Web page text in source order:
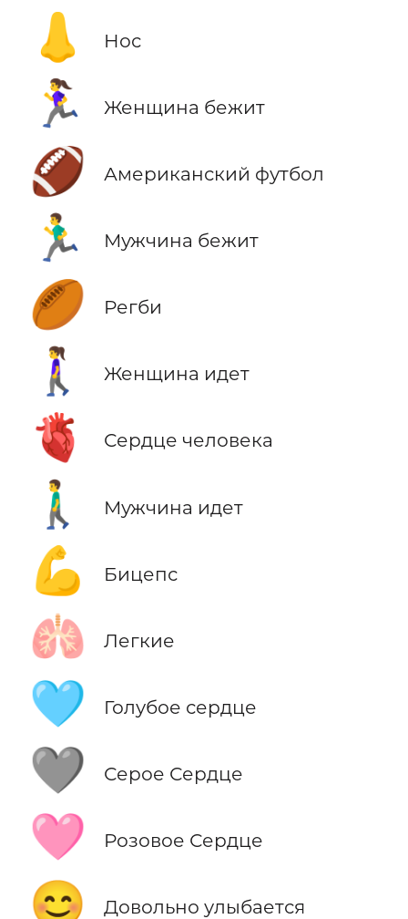
👃 Нос
🏃‍♀️ Женщина бежит
🏈 Американский футбол
🏃‍♂️ Мужчина бежит
🏉 Регби
🚶‍♀️ Женщина идет
🫀 Сердце человека
🚶‍♂️ Мужчина идет
💪 Бицепс
🫁 Легкие
🩵 Голубое сердце
🩶 Серое Сердце
🩷 Розовое Сердце
😊 Довольно улыбается